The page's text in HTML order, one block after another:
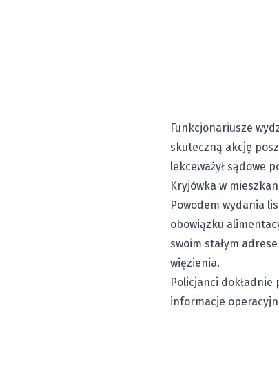
Funkcjonariusze
skuteczną akcję
lekceważył sądowe
Kryjówka w
Powodem wydania
obowiązku
swoim stałym
więzienia.
Policjanci
informacje